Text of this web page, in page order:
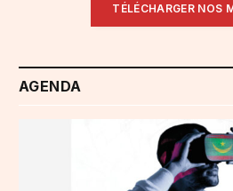
TÉLÉCHARGER NOS
AGENDA